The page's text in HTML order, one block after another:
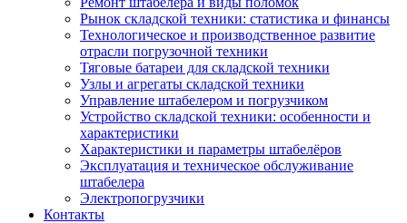
Рынок складской техники: статистика и финансы
Технологическое и производственное развитие
отрасли погрузочной техники
Тяговые батареи для складской техники
Узлы и агрегаты складской техники
Управление штабелером и погрузчиком
Устройство складской техники: особенности и
характеристики
Характеристики и параметры штабелёров
Эксплуатация и техническое обслуживание
штабелера
Электропогрузчики
Контакты